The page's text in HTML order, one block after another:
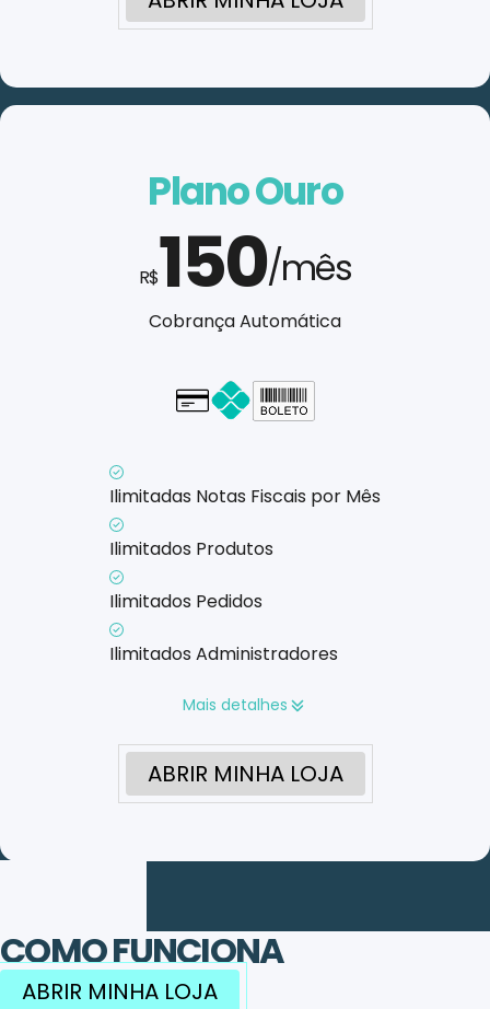
Plano Ouro
R$150/mês
Cobrança Automática
Cartão - em até 1x
Ilimitadas Notas Fiscais por Mês
Ilimitados Produtos
Ilimitados Pedidos
Ilimitados Administradores
Mais detalhes
ABRIR MINHA LOJA
COMO FUNCIONA
ABRIR MINHA LOJA